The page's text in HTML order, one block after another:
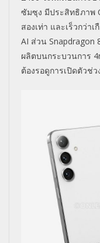
ซัมซุง มีประสิทธิภาพ
สองเท่า และเร็วกว่า
AI ส่วน Snapdragon
ผลิตบนกระบวนการ
ต้องรอดูการเปิดตัวช่